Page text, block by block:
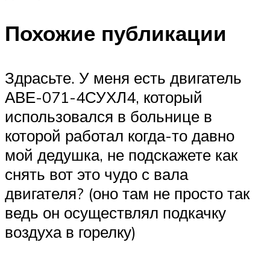
Похожие публикации
Здрасьте. У меня есть двигатель
АВЕ-071-4СУХЛ4, который
использовался в больнице в
которой работал когда-то давно
мой дедушка, не подскажете как
снять вот это чудо с вала
двигателя? (оно там не просто так
ведь он осуществлял подкачку
воздуха в горелку)